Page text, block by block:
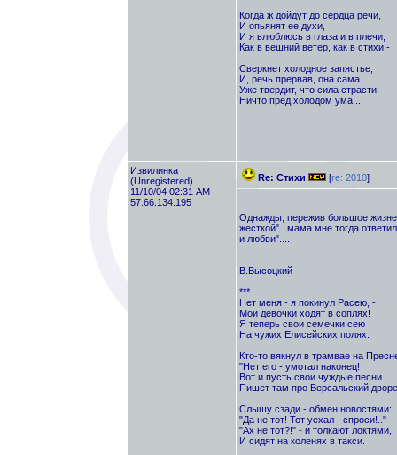
Когда ж дойдут до сердца речи,
И опьянят ее духи,
И я влюблюсь в глаза и в плечи,
Как в вешний ветер, как в стихи,-
Сверкнет холодное запястье,
И, речь прервав, она сама
Уже твердит, что сила страсти -
Ничто пред холодом ума!..
Извилинка
(Unregistered)
11/10/04 02:31 AM
57.66.134.195
Re: Стихи [re: 2010]
Однажды, пережив большое
жесткой"...мама мне тогда
и любви"....
В.Высоцкий
***
Нет меня - я покинул Расею, -
Мои девочки ходят в соплях!
Я теперь свои семечки сею
На чужих Елисейских полях.
Кто-то вякнул в трамвае на
"Нет его - умотал наконец!
Вот и пусть свои чуждые песни
Пишет там про Версальский
Слышу сзади - обмен новостями:
"Да не тот! Тот уехал - спроси!.."
"Ах не тот?!" - и толкают локтями,
И сидят на коленях в такси.